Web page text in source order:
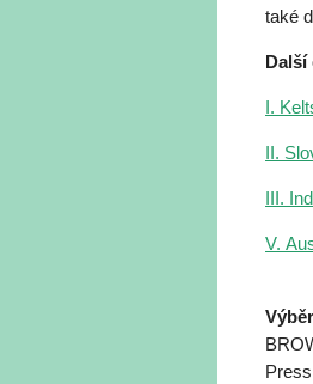
také
Další
I.
II.
III.
V.